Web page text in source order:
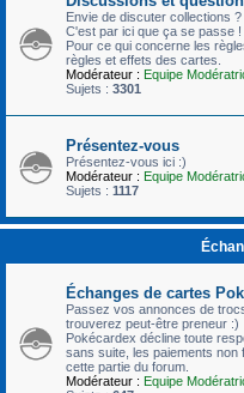
Envie de discuter collections
C'est par ici que ça se passe !
Pour ce qui concerne les
règles et effets des cartes.
Modérateur : Equipe
Sujets : 3301
Présentez-vous
Présentez-vous ici :)
Modérateur : Equipe
Sujets : 1117
Échanges de cartes
Passez vos annonces de
trouverez peut-être preneur :)
Pokécardex décline toute
sans suite, les paiements non
cette partie du forum.
Modérateur : Equipe